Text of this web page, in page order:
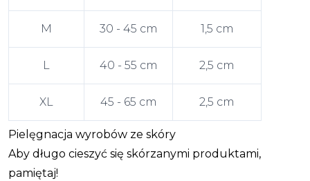
M 30 - 45 cm 1,5 cm
L 40 - 55 cm 2,5 cm
XL 45 - 65 cm 2,5 cm
Pielęgnacja wyrobów ze skóry
Aby długo cieszyć się skórzanymi produktami,
pamiętaj!